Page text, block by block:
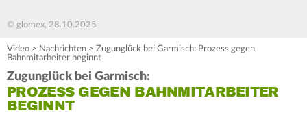
© glomex, 28.10.2025
Video > Nachrichten > Zugunglück bei Garmisch: Prozess gegen
Bahnmitarbeiter beginnt
Zugunglück bei Garmisch:
PROZESS GEGEN BAHNMITARBEITER
BEGINNT